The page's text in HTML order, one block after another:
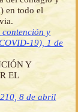
en todo el
y
19), 1 de
Y
EL
8 de abril